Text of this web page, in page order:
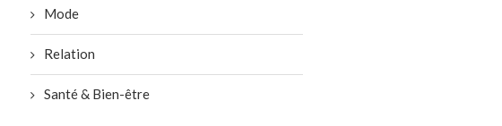
Mode
Relation
Santé & Bien-être